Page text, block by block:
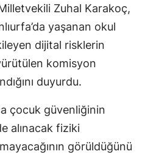
Zuhal Karakoç,
yaşanan okul
dijital risklerin
komisyon
duyurdu.
çocuk güvenliğinin
alınacak fiziki
görüldüğünü